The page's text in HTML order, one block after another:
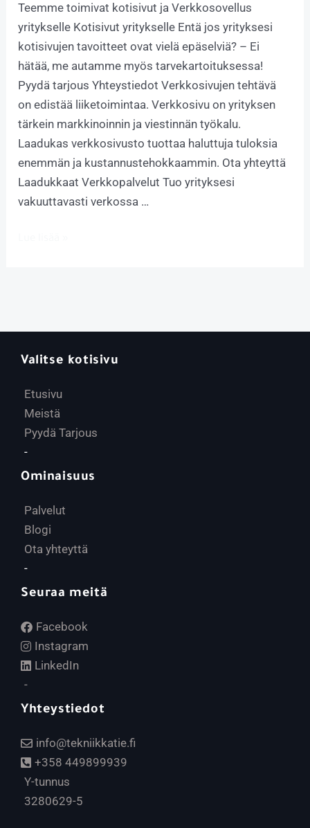
Teemme toimivat kotisivut ja Verkkosovellus
yritykselle​ Kotisivut yritykselle Entä jos yrityksesi
kotisivujen tavoitteet ovat vielä epäselviä? – Ei
hätää, me autamme myös tarvekartoituksessa!
Pyydä tarjous Yhteystiedot Verkkosivujen tehtävä
on edistää liiketoimintaa. Verkkosivu on yrityksen
tärkein markkinoinnin ja viestinnän työkalu.
Laadukas verkkosivusto tuottaa haluttuja tuloksia
enemmän ja kustannustehokkaammin. Ota yhteyttä
Laadukkaat Verkkopalvelut Tuo yrityksesi
vakuuttavasti verkossa …
Valitse kotisivu
Etusivu
Meistä
Pyydä Tarjous
-
Ominaisuus
Palvelut
Blogi
Ota yhteyttä
-
Seuraa meitä
Facebook
Instagram
LinkedIn
-
Yhteystiedot
info@tekniikkatie.fi
+358 449899939
Y-tunnus
3280629-5